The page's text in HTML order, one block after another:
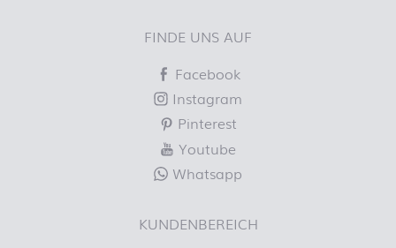
FINDE UNS AUF
Facebook
Instagram
Pinterest
Youtube
Whatsapp
KUNDENBEREICH